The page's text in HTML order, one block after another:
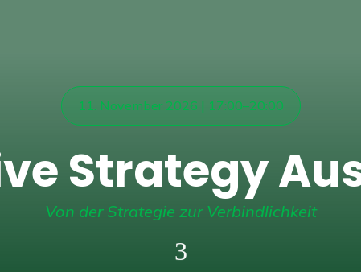
11. November 2026 | 17:00–20:00
Strategy
Von der Strategie zur Verbindlichkeit
3